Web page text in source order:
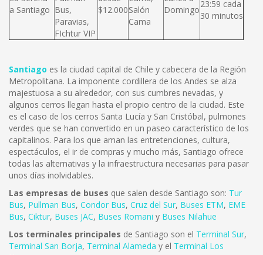
a Santiago Bus,
Paravias,
FIchtur VIP
$12.000Salón
Cama
Domingo
23:59 cada
30 minutos
Santiago es la ciudad capital de Chile y cabecera de la Región
Metropolitana. La imponente cordillera de los Andes se alza
majestuosa a su alrededor, con sus cumbres nevadas, y
algunos cerros llegan hasta el propio centro de la ciudad. Este
es el caso de los cerros Santa Lucía y San Cristóbal, pulmones
verdes que se han convertido en un paseo característico de los
capitalinos. Para los que aman las entretenciones, cultura,
espectáculos, el ir de compras y mucho más, Santiago ofrece
todas las alternativas y la infraestructura necesarias para pasar
unos días inolvidables.
Las empresas de buses que salen desde Santiago son: Tur
Bus, Pullman Bus, Condor Bus, Cruz del Sur, Buses ETM, EME
Bus, Ciktur, Buses JAC, Buses Romani y Buses Nilahue
Los terminales principales de Santiago son el Terminal Sur,
Terminal San Borja, Terminal Alameda y el Terminal Los